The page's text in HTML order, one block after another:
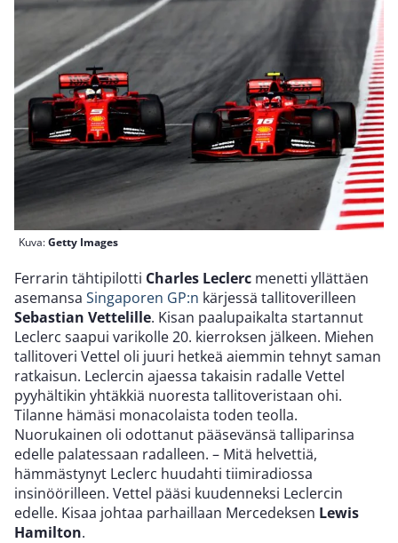
Kuva:Getty Images
Ferrarin tähtipilotti Charles Leclerc menetti yllättäen
asemansa Singaporen GP:n kärjessä tallitoverilleen
Sebastian Vettelille. Kisan paalupaikalta startannut
Leclerc saapui varikolle 20. kierroksen jälkeen. Miehen
tallitoveri Vettel oli juuri hetkeä aiemmin tehnyt saman
ratkaisun. Leclercin ajaessa takaisin radalle Vettel
pyyhältikin yhtäkkiä nuoresta tallitoveristaan ohi.
Tilanne hämäsi monacolaista toden teolla.
Nuorukainen oli odottanut pääsevänsä talliparinsa
edelle palatessaan radalleen. – Mitä helvettiä,
hämmästynyt Leclerc huudahti tiimiradiossa
insinöörilleen. Vettel pääsi kuudenneksi Leclercin
edelle. Kisaa johtaa parhaillaan Mercedeksen Lewis
Hamilton.